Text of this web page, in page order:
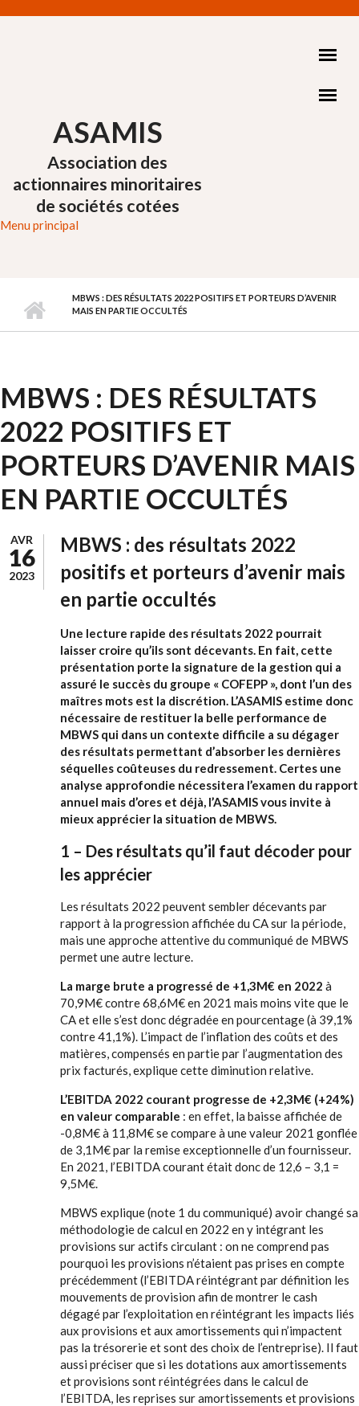
ASAMIS
Association des
actionnaires minoritaires
de sociétés cotées
Menu principal
MBWS : DES RÉSULTATS 2022 POSITIFS ET PORTEURS D’AVENIR
MAIS EN PARTIE OCCULTÉS
MBWS : DES RÉSULTATS
2022 POSITIFS ET
PORTEURS D’AVENIR MAIS
EN PARTIE OCCULTÉS
AVR
16
2023
MBWS : des résultats 2022
positifs et porteurs d’avenir mais
en partie occultés
Une lecture rapide des résultats 2022 pourrait
laisser croire qu’ils sont décevants. En fait, cette
présentation porte la signature de la gestion qui a
assuré le succès du groupe « COFEPP », dont l’un des
maîtres mots est la discrétion. L’ASAMIS estime donc
nécessaire de restituer la belle performance de
MBWS qui dans un contexte difficile a su dégager
des résultats permettant d’absorber les dernières
séquelles coûteuses du redressement. Certes une
analyse approfondie nécessitera l’examen du rapport
annuel mais d’ores et déjà, l’ASAMIS vous invite à
mieux apprécier la situation de MBWS.
1 – Des résultats qu’il faut décoder pour
les apprécier
Les résultats 2022 peuvent sembler décevants par
rapport à la progression affichée du CA sur la période,
mais une approche attentive du communiqué de MBWS
permet une autre lecture.
La marge brute a progressé de +1,3M€ en 2022 à
70,9M€ contre 68,6M€ en 2021 mais moins vite que le
CA et elle s’est donc dégradée en pourcentage (à 39,1%
contre 41,1%). L’impact de l’inflation des coûts et des
matières, compensés en partie par l’augmentation des
prix facturés, explique cette diminution relative.
L’EBITDA 2022 courant progresse de +2,3M€ (+24%)
en valeur comparable : en effet, la baisse affichée de
-0,8M€ à 11,8M€ se compare à une valeur 2021 gonflée
de 3,1M€ par la remise exceptionnelle d’un fournisseur.
En 2021, l’EBITDA courant était donc de 12,6 – 3,1 =
9,5M€.
MBWS explique (note 1 du communiqué) avoir changé sa
méthodologie de calcul en 2022 en y intégrant les
provisions sur actifs circulant : on ne comprend pas
pourquoi les provisions n’étaient pas prises en compte
précédemment (l’EBITDA réintégrant par définition les
mouvements de provision afin de montrer le cash
dégagé par l’exploitation en réintégrant les impacts liés
aux provisions et aux amortissements qui n’impactent
pas la trésorerie et sont des choix de l’entreprise). Il faut
aussi préciser que si les dotations aux amortissements
et provisions sont réintégrées dans le calcul de
l’EBITDA, les reprises sur amortissements et provisions